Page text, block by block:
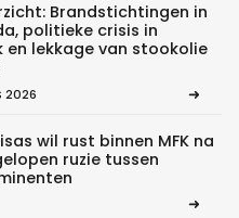
Brandstichtingen in
politieke crisis in
en lekkage van stookolie
2026
wil rust binnen MFK na
ruzie tussen